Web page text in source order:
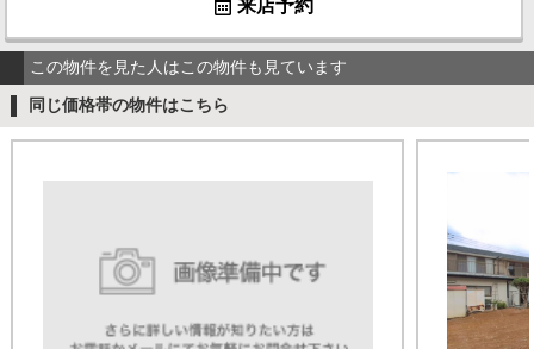
来店予約
この物件を見た人はこの物件も見ています
同じ価格帯の物件はこちら